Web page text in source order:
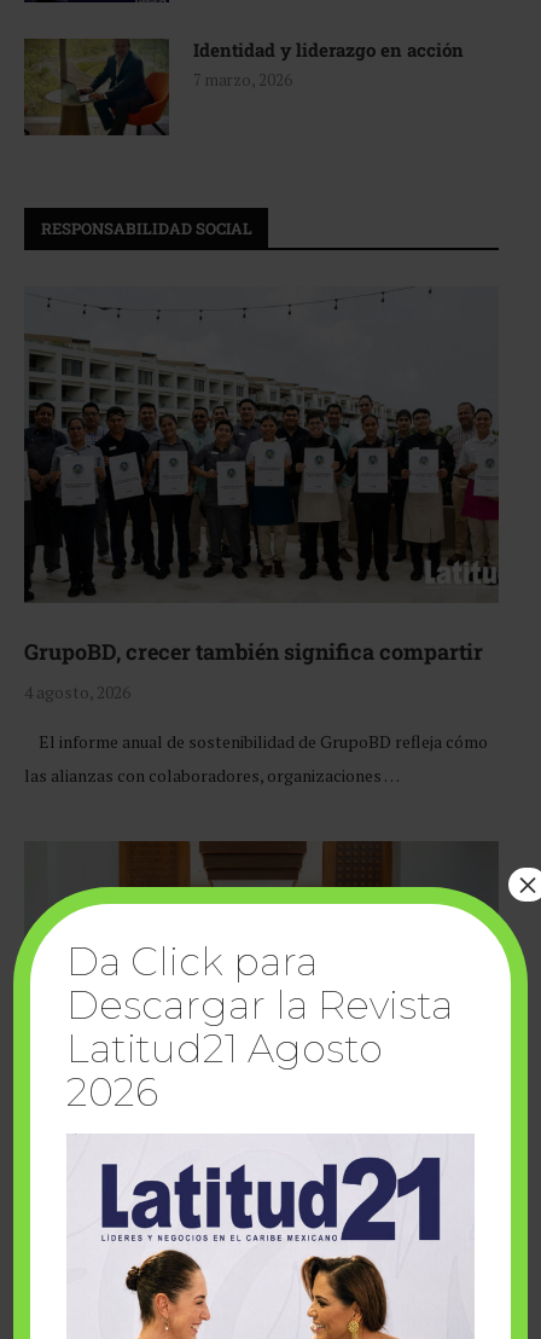
Identidad y liderazgo en acción
7 marzo, 2026
RESPONSABILIDAD SOCIAL
GrupoBD, crecer también significa compartir
4 agosto, 2026
El informe anual de sostenibilidad de GrupoBD refleja cómo
las alianzas con colaboradores, organizaciones …
Cuando la solidaridad inspira; cumplen
sueños Fairmont Mayakoba y Make-A-Wish
Da Click para
Descargar la Revista
Latitud21 Agosto
2026
×